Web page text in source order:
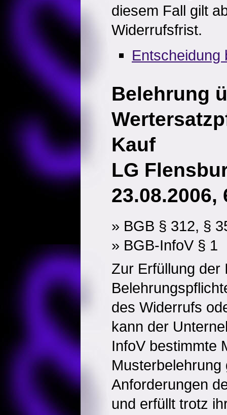
diesem Fall gilt
Widerrufsfrist.
Entscheidung
Belehrung
Kauf
LG
23.08.2006,
» BGB § 312, §
» BGB-InfoV § 1
Zur Erfüllung der
des Widerrufs
kann der
InfoV bestimmte
Musterbelehrung
Anforderungen
und erfüllt trotz